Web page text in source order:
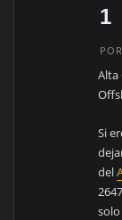
1
POR
Alta
Si
del